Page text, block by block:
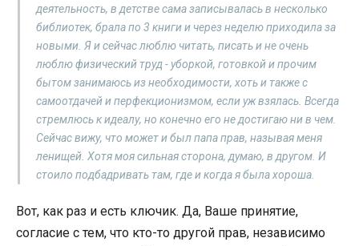
деятельность, в детстве сама записывалась в несколько
библиотек, брала по 3 книги и через неделю приходила за
новыми. Я и сейчас люблю читать, писать и не очень
люблю физический труд - уборкой, готовкой и прочим
бытом занимаюсь из необходимости, хоть и также с
самоотдачей и перфекционизмом, если уж взялась. Всегда
стремлюсь к идеалу, но конечно его не достигаю ни в чем.
Сейчас вижу, что может и был папа прав, называя меня
ленищей. Хотя моя сильная сторона, думаю, в другом. И
стоило подбадривать там, где и когда я была хороша.
Вот, как раз и есть ключик. Да, Ваше принятие,
согласие с тем, что кто-то другой прав, независимо